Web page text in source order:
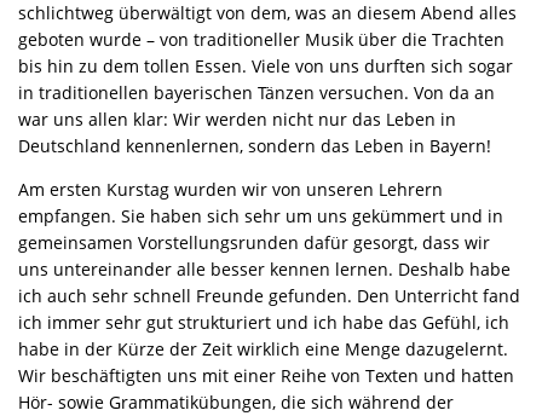
schlichtweg überwältigt von dem, was an diesem Abend alles
geboten wurde – von traditioneller Musik über die Trachten
bis hin zu dem tollen Essen. Viele von uns durften sich sogar
in traditionellen bayerischen Tänzen versuchen. Von da an
war uns allen klar: Wir werden nicht nur das Leben in
Deutschland kennenlernen, sondern das Leben in Bayern!
Am ersten Kurstag wurden wir von unseren Lehrern
empfangen. Sie haben sich sehr um uns gekümmert und in
gemeinsamen Vorstellungsrunden dafür gesorgt, dass wir
uns untereinander alle besser kennen lernen. Deshalb habe
ich auch sehr schnell Freunde gefunden. Den Unterricht fand
ich immer sehr gut strukturiert und ich habe das Gefühl, ich
habe in der Kürze der Zeit wirklich eine Menge dazugelernt.
Wir beschäftigten uns mit einer Reihe von Texten und hatten
Hör- sowie Grammatikübungen, die sich während der